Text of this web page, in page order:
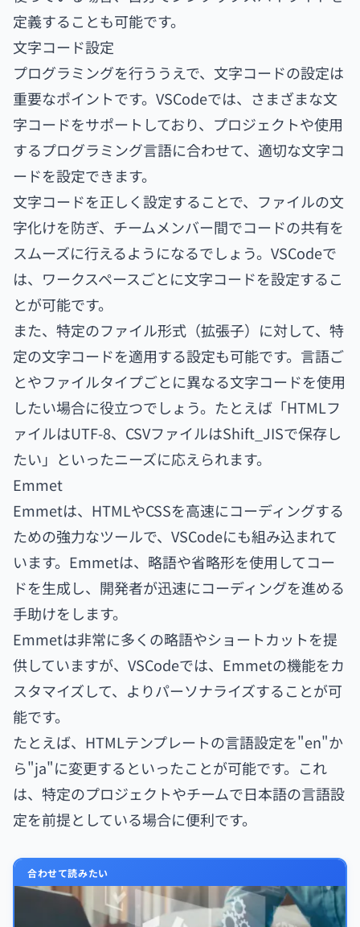
定義することも可能です。
文字コード設定
プログラミングを行ううえで、文字コードの設定は
重要なポイントです。VSCodeでは、さまざまな文
字コードをサポートしており、プロジェクトや使用
するプログラミング言語に合わせて、適切な文字コ
ードを設定できます。
文字コードを正しく設定することで、ファイルの文
字化けを防ぎ、チームメンバー間でコードの共有を
スムーズに行えるようになるでしょう。VSCodeで
は、ワークスペースごとに文字コードを設定するこ
とが可能です。
また、特定のファイル形式（拡張子）に対して、特
定の文字コードを適用する設定も可能です。言語ご
とやファイルタイプごとに異なる文字コードを使用
したい場合に役立つでしょう。たとえば「HTMLフ
ァイルはUTF-8、CSVファイルはShift_JISで保存し
たい」といったニーズに応えられます。
Emmet
Emmetは、HTMLやCSSを高速にコーディングする
ための強力なツールで、VSCodeにも組み込まれて
います。Emmetは、略語や省略形を使用してコー
ドを生成し、開発者が迅速にコーディングを進める
手助けをします。
Emmetは非常に多くの略語やショートカットを提
供していますが、VSCodeでは、Emmetの機能をカ
スタマイズして、よりパーソナライズすることが可
能です。
たとえば、HTMLテンプレートの言語設定を"en"か
ら"ja"に変更するといったことが可能です。これ
は、特定のプロジェクトやチームで日本語の言語設
定を前提としている場合に便利です。
合わせて読みたい